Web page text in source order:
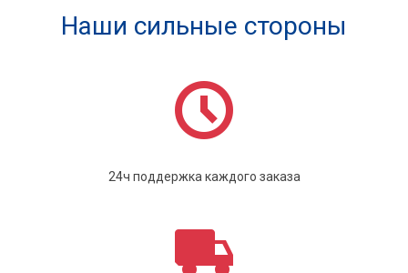
Наши сильные стороны
24ч поддержка каждого заказа